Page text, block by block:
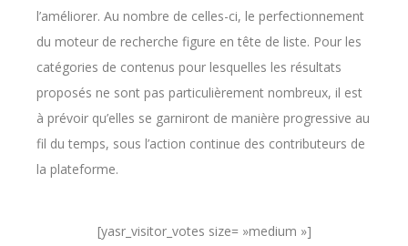
l’améliorer. Au nombre de celles-ci, le perfectionnement
du moteur de recherche figure en tête de liste. Pour les
catégories de contenus pour lesquelles les résultats
proposés ne sont pas particulièrement nombreux, il est
à prévoir qu’elles se garniront de manière progressive au
fil du temps, sous l’action continue des contributeurs de
la plateforme.
[yasr_visitor_votes size= »medium »]